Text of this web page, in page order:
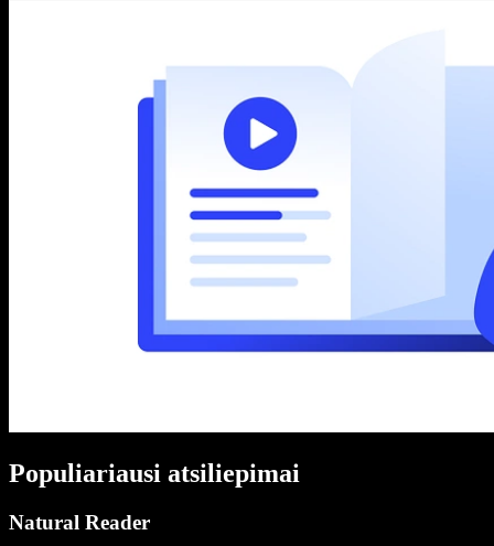
Populiariausi atsiliepimai
Natural Reader